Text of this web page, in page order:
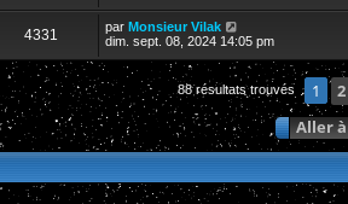
4331 par Monsieur Vilak
dim. sept. 08, 2024 14:05 pm
88 résultats trouvés 1 2
Aller à